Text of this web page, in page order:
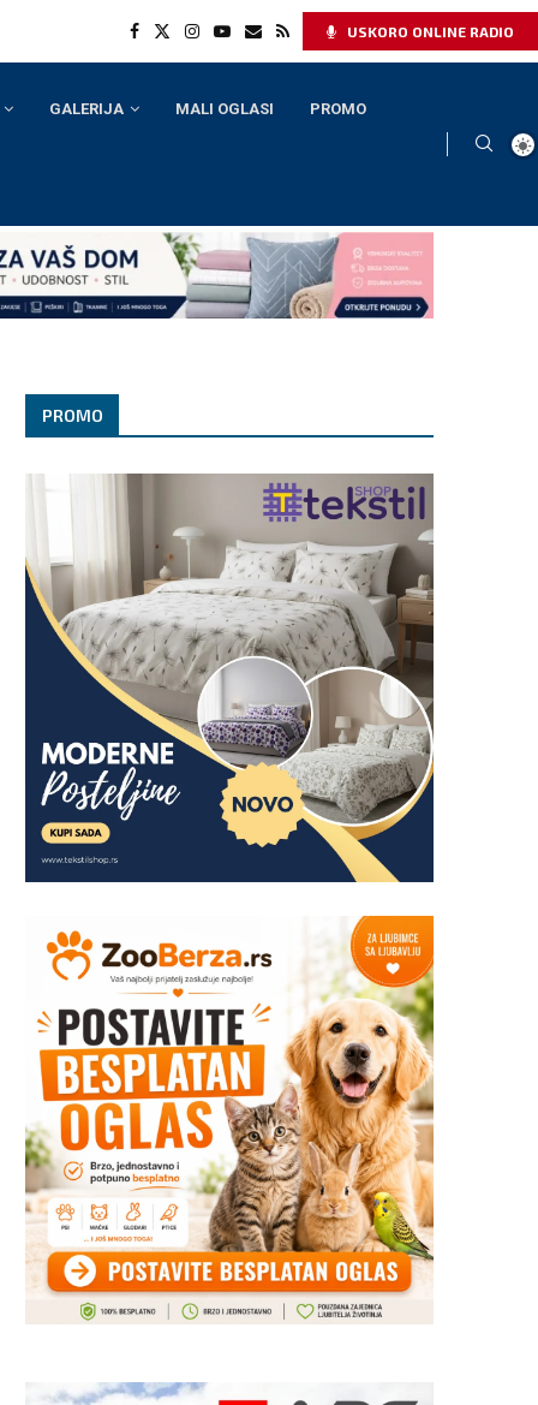
USKORO ONLINE RADIO
GALERIJA MALI OGLASI PROMO
PROMO